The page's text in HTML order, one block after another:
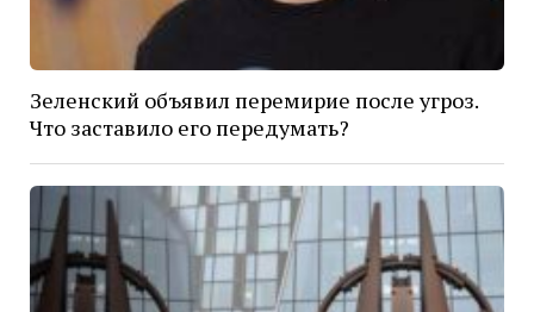
Зеленский объявил перемирие после угроз.
Что заставило его передумать?